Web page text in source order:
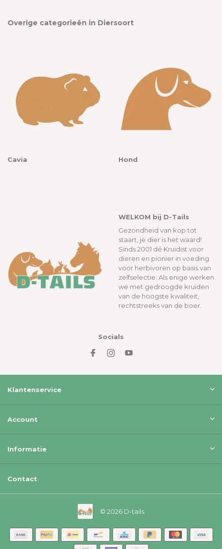
Overige categorieën in Diersoort
Cavia Hond
WELKOM bij D-Tails
Gezondheid van kop tot
staart, je dier is het waard!
Sinds 2001 dé Kruidist voor
dieren en pionier in voeding
voor herbivoren op basis van
zelfselectie. Als enige werken
we met gedroogde kruiden
van de hoogste kwaliteit,
rechtstreeks van de boer.
Socials
Klantenservice
Account
Informatie
Contact
© 2026 D-tails